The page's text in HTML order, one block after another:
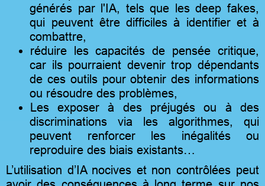
générés par l'IA, tels que les deep fakes,
qui peuvent être difficiles à identifier et à
combattre,
réduire les capacités de pensée critique,
car ils pourraient devenir trop dépendants
de ces outils pour obtenir des informations
ou résoudre des problèmes,
Les exposer à des préjugés ou à des
discriminations via les algorithmes, qui
peuvent renforcer les inégalités ou
reproduire des biais existants…
L’utilisation d’IA nocives et non contrôlées peut